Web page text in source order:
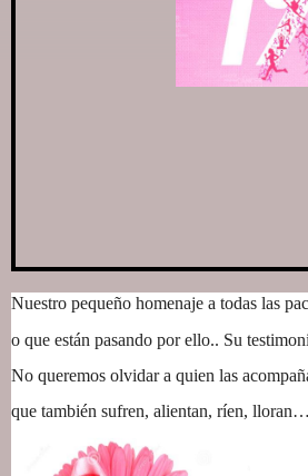
Nuestro pequeño homenaje a todas las
o que están pasando por ello.. Su
No queremos olvidar a quien las
que también sufren, alientan, ríen,